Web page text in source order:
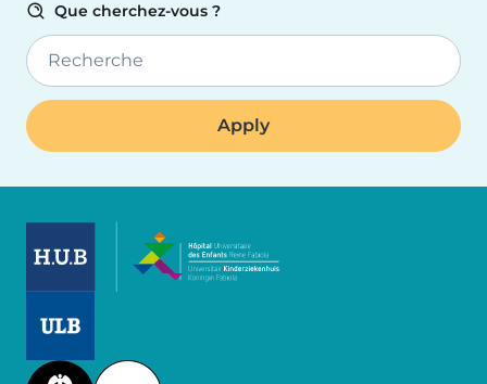
Que cherchez-vous ?
Recherche
Image